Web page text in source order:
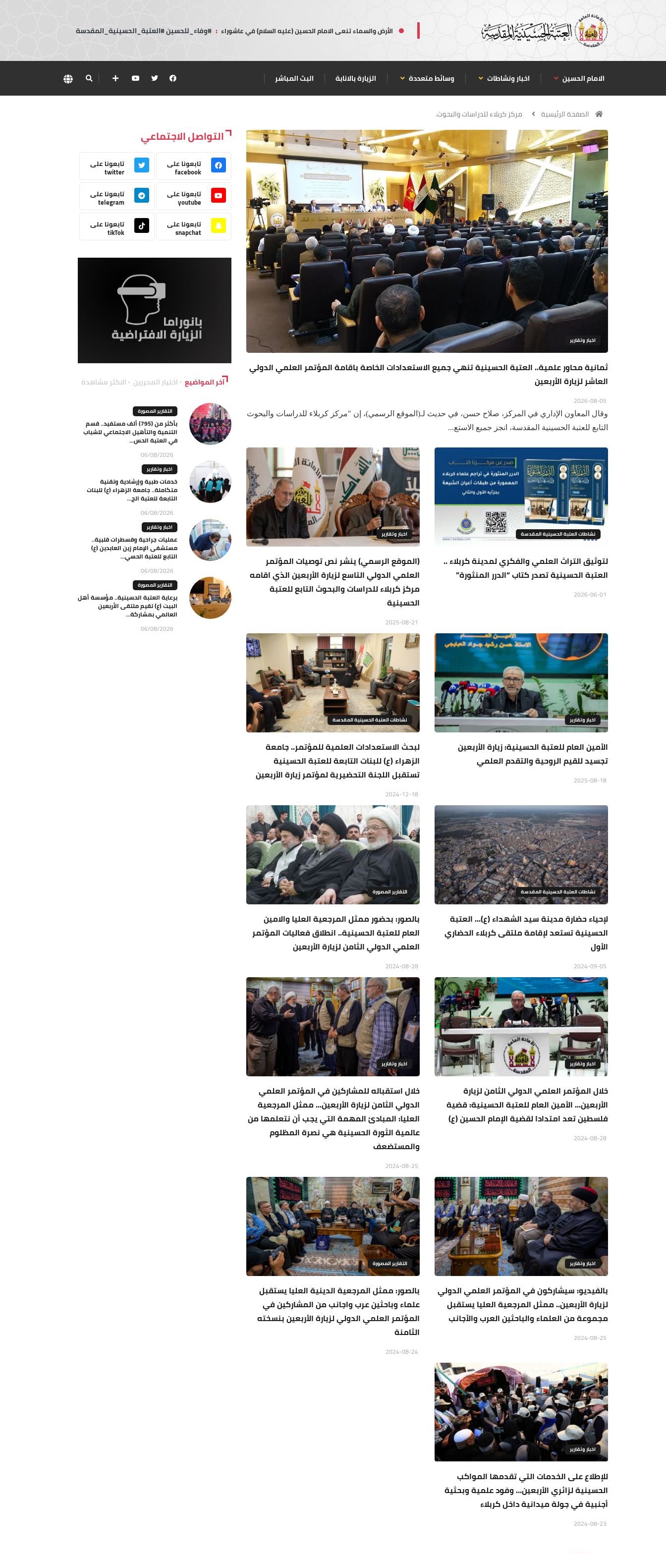
الأرض والسماء تنعى الامام الحسين (عليه السلام) في عاشوراء : #وفاء_للحسين #العتبة_الحسينية_المقدسة
الامام الحسين اخبار ونشاطات وسائط متعددة الزيارة بالانابة البث المباشر
الصفحة الرئيسية مركز كربلاء للدراسات والبحوث.
اخبار وتقارير
ثمانية محاور علمية.. العتبة الحسينية تنهي جميع الاستعدادات الخاصة باقامة المؤتمر العلمي الدولي
العاشر لزيارة الأربعين
وقال المعاون الإداري في المركز، صلاح حسن، في حديث لـ(الموقع الرسمي)، إن "مركز كربلاء للدراسات والبحوث
التابع للعتبة الحسينية المقدسة، انجز جميع الاستع...
نشاطات العتبة الحسينية المقدسة
لتوثيق التراث العلمي والفكري لمدينة كربلاء ..
العتبة الحسينية تصدر كتاب “الدرر المنثورة”
اخبار وتقارير
(الموقع الرسمي) ينشر نص توصيات المؤتمر
العلمي الدولي التاسع لزيارة الأربعين الذي اقامه
مركز كربلاء للدراسات والبحوث التابع للعتبة
الحسينية
اخبار وتقارير
الأمين العام للعتبة الحسينية: زيارة الأربعين
تجسيد للقيم الروحية والتقدم العلمي
نشاطات العتبة الحسينية المقدسة
لبحث الاستعدادات العلمية للمؤتمر.. جامعة
الزهراء (ع) للبنات التابعة للعتبة الحسينية
تستقبل اللجنة التحضيرية لمؤتمر زيارة الأربعين
نشاطات العتبة الحسينية المقدسة
لإحياء حضارة مدينة سيد الشهداء (ع)... العتبة
الحسينية تستعد لإقامة ملتقى كربلاء الحضاري
الأول
التقارير المصورة
بالصور: بحضور ممثل المرجعية العليا والامين
العام للعتبة الحسينية.. انطلاق فعاليات المؤتمر
العلمي الدولي الثامن لزيارة الأربعين
اخبار وتقارير
خلال المؤتمر العلمي الدولي الثامن لزيارة
الأربعين... الأمين العام للعتبة الحسينية: قضية
فلسطين تعد امتدادا لقضية الإمام الحسين (ع)
اخبار وتقارير
خلال استقباله للمشاركين في المؤتمر العلمي
الدولي الثامن لزيارة الأربعين... ممثل المرجعية
العليا: المبادئ المهمة التي يجب أن نتعلمها من
عالمية الثورة الحسينية هي نصرة المظلوم
والمستضعف
اخبار وتقارير
بالفيديو: سيشاركون في المؤتمر العلمي الدولي
لزيارة الأربعين.. ممثل المرجعية العليا يستقبل
مجموعة من العلماء والباحثين العرب والأجانب
التقارير المصورة
بالصور: ممثل المرجعية الدينية العليا يستقبل
علماء وباحثين عرب واجانب من المشاركين في
المؤتمر العلمي الدولي لزيارة الأربعين بنسخته
الثامنة
اخبار وتقارير
للإطلاع على الخدمات التي تقدمها المواكب
الحسينية لزائري الأربعين... وفود علمية وبحثية
أجنبية في جولة ميدانية داخل كربلاء
التواصل الاجتماعي
تابعونا على
facebook
تابعونا على
twitter
تابعونا على
youtube
تابعونا على
telegram
تابعونا على
snapchat
تابعونا على
tikTok
آخر المواضيع اختيار المحررين الاكثر مشاهدة
التقارير المصورة
بأكثر من (795) ألف مستفيد.. قسم
التنمية والتأهيل الاجتماعي للشباب
في العتبة الحس...
06/08/2026
اخبار وتقارير
خدمات طبية وإرشادية وتقنية
متكاملة.. جامعة الزهراء (ع) للبنات
التابعة للعتبة الح...
06/08/2026
اخبار وتقارير
عمليات جراحية وقسطرات قلبية..
مستشفى الإمام زين العابدين (ع)
التابع للعتبة الحسي...
06/08/2026
التقارير المصورة
برعاية العتبة الحسينية.. مؤسسة أهل
البيت (ع) تقيم ملتقى الأربعين
العالمي بمشاركة...
06/08/2026